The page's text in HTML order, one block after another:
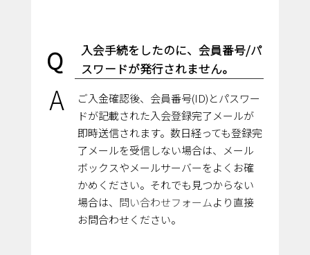
Q
入会手続をしたのに、会員番号/パ
スワードが発行されません。
A
ご入金確認後、会員番号(ID)とパスワー
ドが記載された入会登録完了メールが
即時送信されます。数日経っても登録完
了メールを受信しない場合は、メール
ボックスやメールサーバーをよくお確
かめください。それでも見つからない
場合は、 問い合わせフォームより直接
お問合わせください。